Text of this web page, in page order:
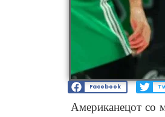
Facebook
Американецот со